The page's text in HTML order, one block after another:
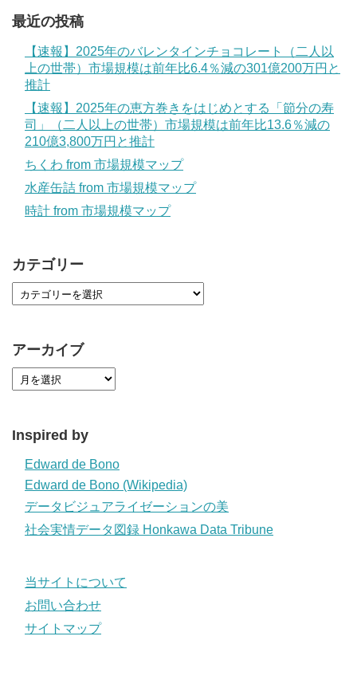
最近の投稿
【速報】2025年のバレンタインチョコレート（二人以
上の世帯）市場規模は前年比6.4％減の301億200万円と
推計
【速報】2025年の恵方巻きをはじめとする「節分の寿
司」（二人以上の世帯）市場規模は前年比13.6％減の
210億3,800万円と推計
ちくわ from 市場規模マップ
水産缶詰 from 市場規模マップ
時計 from 市場規模マップ
カテゴリー
アーカイブ
Inspired by
Edward de Bono
Edward de Bono (Wikipedia)
データビジュアライゼーションの美
社会実情データ図録 Honkawa Data Tribune
当サイトについて
お問い合わせ
サイトマップ